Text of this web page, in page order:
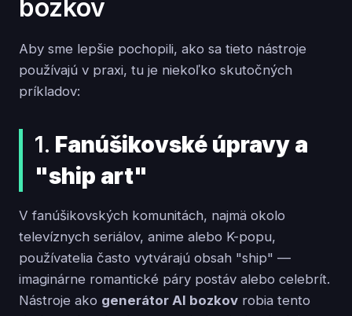
bozkov
Aby sme lepšie pochopili, ako sa tieto nástroje
používajú v praxi, tu je niekoľko skutočných
príkladov:
1. Fanúšikovské úpravy a
"ship art"
V fanúšikovských komunitách, najmä okolo
televíznych seriálov, anime alebo K-popu,
používatelia často vytvárajú obsah "ship" —
imaginárne romantické páry postáv alebo celebrít.
Nástroje ako generátor AI bozkov robia tento